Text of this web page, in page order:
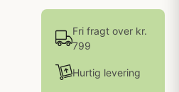
Fri fragt over kr.
799
Hurtig levering